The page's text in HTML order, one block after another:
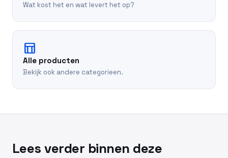
Wat kost het en wat levert het op?
table_chart
Alle producten
Bekijk ook andere categorieen.
Lees verder binnen deze